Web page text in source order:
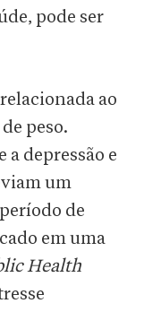
pode ser
ao
peso.
a depressão e
um
de
em uma
Health